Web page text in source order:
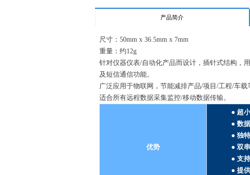
产品简介
尺寸：50mm x 36.5mm x 7mm
重量：约12g
针对仪器仪表/自动化产品而设计，插针式结构，
及短信通信功能。
广泛应用于物联网，节能减排产品/项目/工程/车载
适合所有远程数据采集监控/移动数据传输。
优势
● 超
● 数
● 独
● 双
● 支
● 提